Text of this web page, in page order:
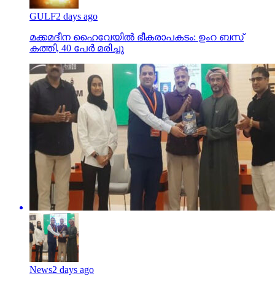
GULF2 days ago
മക്കമദീന ഹൈവേയില്‍ ഭീകരാപകടം: ഉംറ ബസ്
കത്തി, 40 പേര്‍ മരിച്ചു
News2 days ago